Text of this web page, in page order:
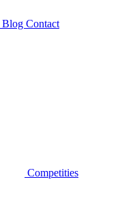
Blog Contact
Competities